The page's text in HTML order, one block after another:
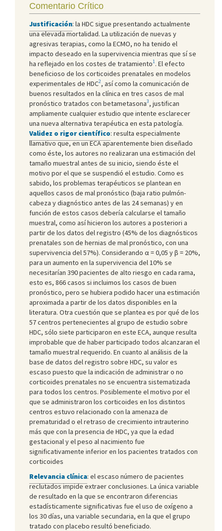
Comentario Crítico
Justificación: la HDC sigue presentando actualmente
una elevada mortalidad. La utilización de nuevas y
agresivas terapias, como la ECMO, no ha tenido el
impacto deseado en la supervivencia mientras que sí se
ha reflejado en los costes de tratamiento1. El efecto
beneficioso de los corticoides prenatales en modelos
experimentales de HDC2, así como la comunicación de
buenos resultados en la clínica en tres casos de mal
pronóstico tratados con betametasona3, justifican
ampliamente cualquier estudio que intente esclarecer
una nueva alternativa terapéutica en esta patología.
Validez o rigor científico: resulta especialmente
llamativo que, en un ECA aparentemente bien diseñado
como éste, los autores no realizaran una estimación del
tamaño muestral antes de su inicio, siendo éste el
motivo por el que se suspendió el estudio. Como es
sabido, los problemas terapéuticos se plantean en
aquellos casos de mal pronóstico (baja ratio pulmón-
cabeza y diagnóstico antes de las 24 semanas) y en
función de estos casos debería calcularse el tamaño
muestral, como así hicieron los autores a posteriori a
partir de los datos del registro (45% de los diagnósticos
prenatales son de hernias de mal pronóstico, con una
supervivencia del 57%). Considerando α = 0,05 y β = 20%,
para un aumento en la supervivencia del 10% se
necesitarían 390 pacientes de alto riesgo en cada rama,
esto es, 866 casos si incluimos los casos de buen
pronóstico, pero se hubiera podido hacer una estimación
aproximada a partir de los datos disponibles en la
literatura. Otra cuestión que se plantea es por qué de los
57 centros pertenecientes al grupo de estudio sobre
HDC, sólo siete participaron en este ECA, aunque resulta
improbable que de haber participado todos alcanzaran el
tamaño muestral requerido. En cuanto al análisis de la
base de datos del registro sobre HDC, su valor es
escaso puesto que la indicación de administrar o no
corticoides prenatales no se encuentra sistematizada
para todos los centros. Posiblemente el motivo por el
que se administraron los corticoides en los distintos
centros estuvo relacionado con la amenaza de
prematuridad o el retraso de crecimiento intrauterino
más que con la presencia de HDC, ya que la edad
gestacional y el peso al nacimiento fue
significativamente inferior en los pacientes tratados con
corticoides
Relevancia clínica: el escaso número de pacientes
reclutados impide extraer conclusiones. La única variable
de resultado en la que se encontraron diferencias
estadísticamente significativas fue el uso de oxígeno a
los 30 días, una variable secundaria, en la que el grupo
tratado con placebo resultó beneficiado.